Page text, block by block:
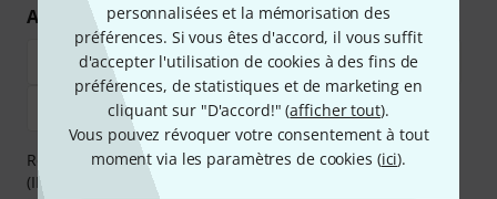
personnalisées et la mémorisation des
préférences. Si vous êtes d'accord, il vous suffit
d'accepter l'utilisation de cookies à des fins de
préférences, de statistiques et de marketing en
cliquant sur "D'accord!" (afficher tout).
Vous pouvez révoquer votre consentement à tout
moment via les paramètres de cookies (ici).
Achetez et payez en toute sécurité
Réglez de manière sûre et sécurisée par Virement
(IBAN/BIC), PayPal, Amazon Pay,